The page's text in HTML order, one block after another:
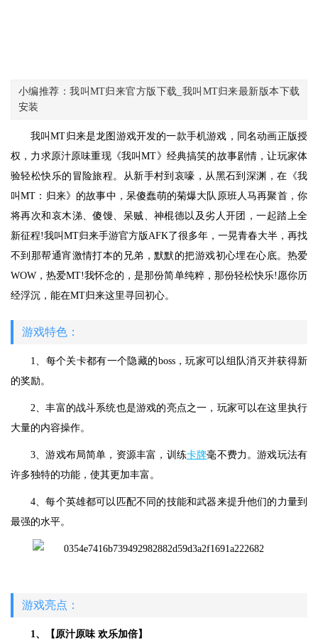
小编推荐：我叫MT归来官方版下载_我叫MT归来最新版本下载
安装
我叫MT归来是龙图游戏开发的一款手机游戏，同名动画正版授
权，力求原汁原味重现《我叫MT》经典搞笑的故事剧情，让玩家体
验轻松快乐的冒险旅程。从新手村到哀嚎，从黑石到深渊，在《我
叫MT：归来》的故事中，呆傻蠢萌的菊爆大队原班人马再聚首，你
将再次和哀木涕、傻馒、呆贼、神棍德以及劣人开团，一起踏上全
新征程!我叫MT归来手游官方版AFK了很多年，一晃青春大半，再找
不到那帮通宵激情打本的兄弟，默默的把游戏初心埋在心底。热爱
WOW，热爱MT!我怀念的，是那份简单纯粹，那份轻松快乐!愿你历
经浮沉，能在MT归来这里寻回初心。
游戏特色：
1、每个关卡都有一个隐藏的boss，玩家可以组队消灭并获得新
的奖励。
2、丰富的战斗系统也是游戏的亮点之一，玩家可以在这里执行
大量的内容操作。
3、游戏布局简单，资源丰富，训练卡牌毫不费力。游戏玩法有
许多独特的功能，使其更加丰富。
4、每个英雄都可以匹配不同的技能和武器来提升他们的力量到
最强的水平。
游戏亮点：
1、【原汁原味 欢乐加倍】